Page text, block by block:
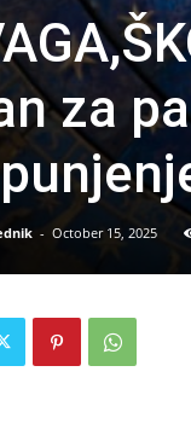
za
- October 15, 2025